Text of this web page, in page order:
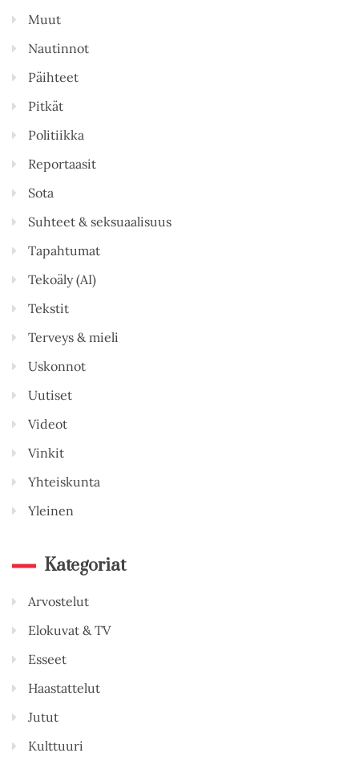
Muut
Nautinnot
Päihteet
Pitkät
Politiikka
Reportaasit
Sota
Suhteet & seksuaalisuus
Tapahtumat
Tekoäly (AI)
Tekstit
Terveys & mieli
Uskonnot
Uutiset
Videot
Vinkit
Yhteiskunta
Yleinen
Kategoriat
Arvostelut
Elokuvat & TV
Esseet
Haastattelut
Jutut
Kulttuuri